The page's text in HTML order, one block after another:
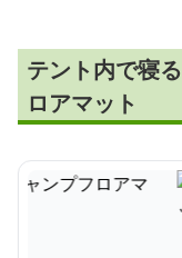
テント内で寝
ロアマット